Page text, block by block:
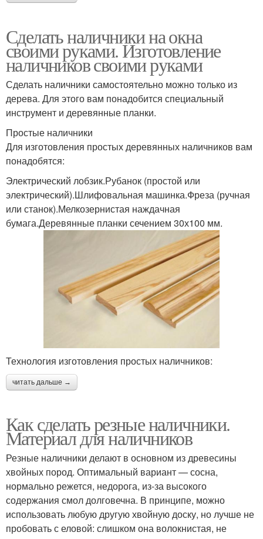
Сделать наличники на окна
своими руками. Изготовление
наличников своими руками
Сделать наличники самостоятельно можно только из
дерева. Для этого вам понадобится специальный
инструмент и деревянные планки.
Простые наличники
Для изготовления простых деревянных наличников вам
понадобятся:
Электрический лобзик.Рубанок (простой или
электрический).Шлифовальная машинка.Фреза (ручная
или станок).Мелкозернистая наждачная
бумага.Деревянные планки сечением 30х100 мм.
Технология изготовления простых наличников:
читать дальше →
Как сделать резные наличники.
Материал для наличников
Резные наличники делают в основном из древесины
хвойных пород. Оптимальный вариант — сосна,
нормально режется, недорога, из-за высокого
содержания смол долговечна. В принципе, можно
использовать любую другую хвойную доску, но лучше не
пробовать с еловой: слишком она волокнистая, не